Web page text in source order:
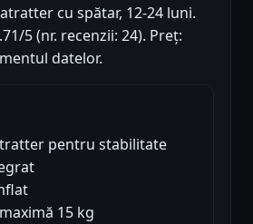
cu spătar, 12-24 luni.
5 (nr. recenzii: 24). Preț:
datelor.
pentru stabilitate
15 kg